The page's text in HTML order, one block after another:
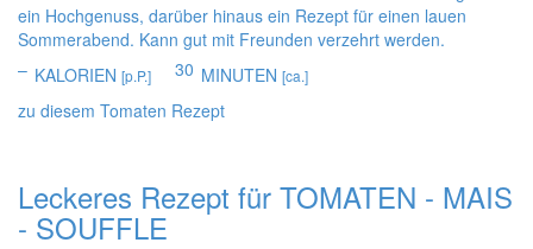
ein Hochgenuss, darüber hinaus ein Rezept für einen lauen
Sommerabend. Kann gut mit Freunden verzehrt werden.
– KALORIEN [p.P.] 30 MINUTEN [ca.]
zu diesem Tomaten Rezept
Leckeres Rezept für TOMATEN - MAIS
- SOUFFLE